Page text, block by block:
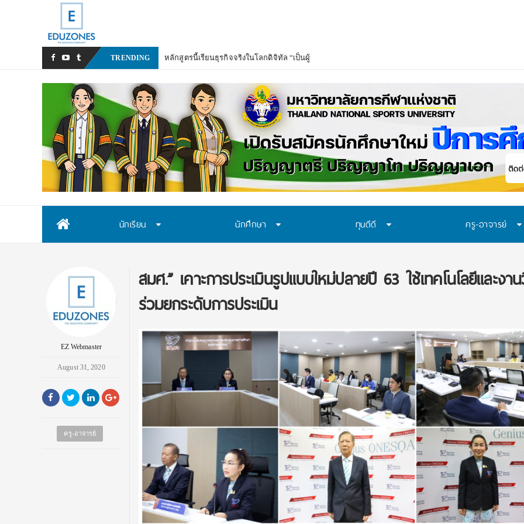
TRENDING
นักเรียน นักศึกษา ทุนดีดี ครู-อาจารย์
EZ Webmaster
August 31, 2020
ครู-อาจารย์
สมศ.” เคาะการประเมินรูปแบบใหม่ปลายปี 63 ใช้เทคโนโลยีและงา
ร่วมยกระดับการประเมิน